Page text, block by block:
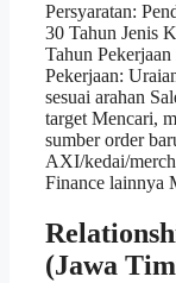
Persyaratan:
30 Tahun Jenis
Tahun
Pekerjaan:
sesuai arahan
target Mencari,
sumber order
AXI/kedai/
Finance lainnya
(Jawa